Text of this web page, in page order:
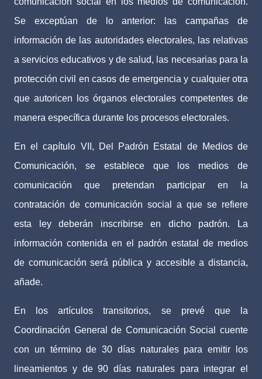
Se exceptúan de lo anterior: las campañas de
información de las autoridades electorales, las relativas
a servicios educativos y de salud, las necesarias para la
protección civil en casos de emergencia y cualquier otra
que autoricen los órganos electorales competentes de
manera específica durante los procesos electorales.
En el capítulo VII, Del Padrón Estatal de Medios de
Comunicación, se establece que los medios de
comunicación que pretendan participar en la
contratación de comunicación social a que se refiere
esta ley deberán inscribirse en dicho padrón. La
información contenida en el padrón estatal de medios
de comunicación será pública y accesible a distancia,
añade.
En los artículos transitorios, se prevé que la
Coordinación General de Comunicación Social cuente
con un término de 30 días naturales para emitir los
lineamientos y de 90 días naturales para integrar el